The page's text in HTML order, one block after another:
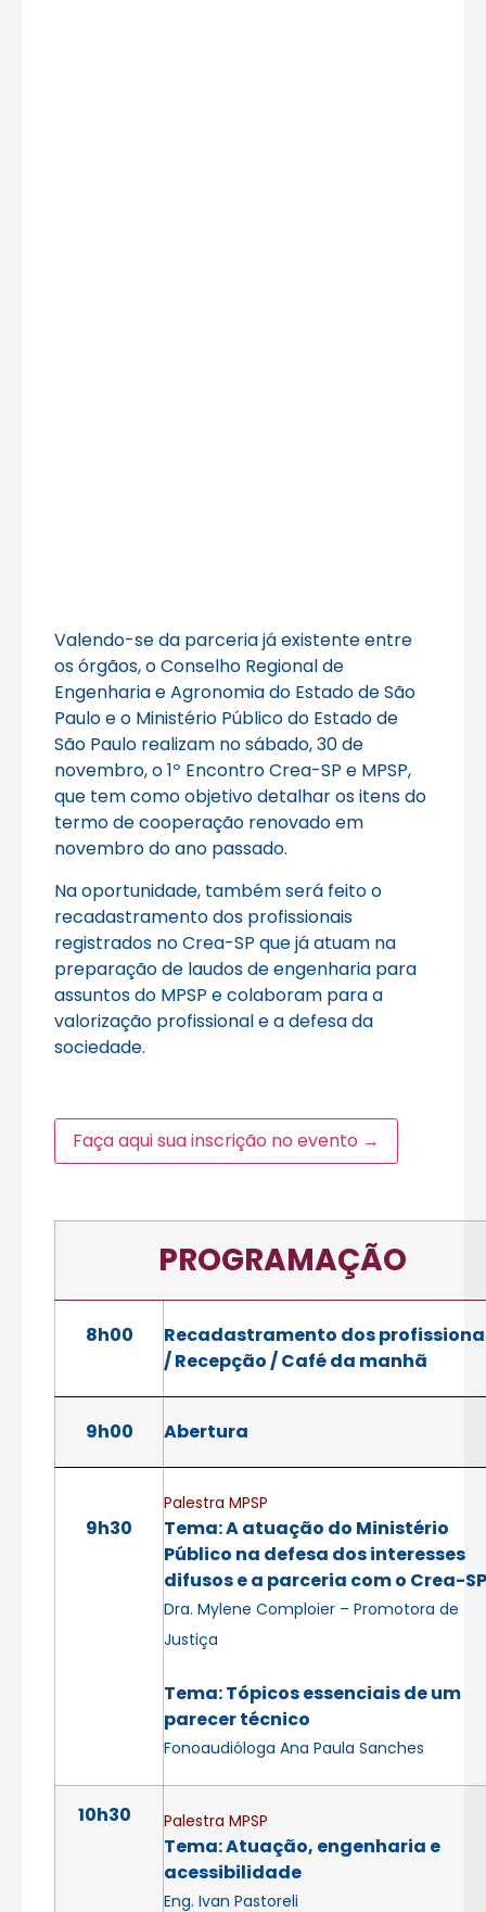
Valendo-se da parceria já existente entre
os órgãos, o Conselho Regional de
Engenharia e Agronomia do Estado de São
Paulo e o Ministério Público do Estado de
São Paulo realizam no sábado, 30 de
novembro, o 1º Encontro Crea-SP e MPSP,
que tem como objetivo detalhar os itens do
termo de cooperação renovado em
novembro do ano passado.
Na oportunidade, também será feito o
recadastramento dos profissionais
registrados no Crea-SP que já atuam na
preparação de laudos de engenharia para
assuntos do MPSP e colaboram para a
valorização profissional e a defesa da
sociedade.
Faça aqui sua inscrição no evento →
PROGRAMAÇÃO
8h00
Recadastramento dos
/ Recepção / Café da manhã
9h00 Abertura
9h30
Palestra MPSP
Tema: A atuação do Ministério
Público na defesa dos interesses
difusos e a parceria com o Crea-SP
Dra. Mylene Comploier – Promotora de
Justiça
Tema: Tópicos essenciais de um
parecer técnico
Fonoaudióloga Ana Paula Sanches
10h30 Palestra MPSP
Tema: Atuação, engenharia e
acessibilidade
Eng. Ivan Pastoreli